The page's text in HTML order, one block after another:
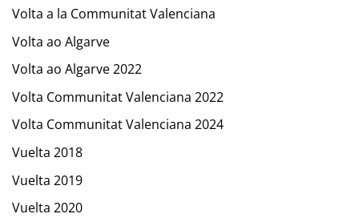
Volta a la Communitat Valenciana
Volta ao Algarve
Volta ao Algarve 2022
Volta Communitat Valenciana 2022
Volta Communitat Valenciana 2024
Vuelta 2018
Vuelta 2019
Vuelta 2020